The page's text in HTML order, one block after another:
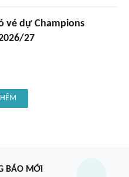
vé dự Champions
27
BÁO MỚI